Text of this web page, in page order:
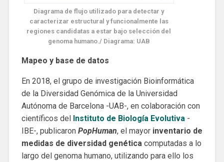
Diagrama de flujo utilizado para detectar y
caracterizar estructural y funcionalmente las
regiones candidatas a estar bajo selección del
genoma humano./ Diagrama: UAB
Mapeo y base de datos
En 2018, el grupo de investigación Bioinformática
de la Diversidad Genómica de la Universidad
Autónoma de Barcelona -UAB-, en colaboración con
científicos del Instituto de Biología Evolutiva-
IBE-, publicaron PopHuman, el mayor inventario de
medidas de diversidad genéticacomputadas a lo
largo del genoma humano, utilizando para ello los